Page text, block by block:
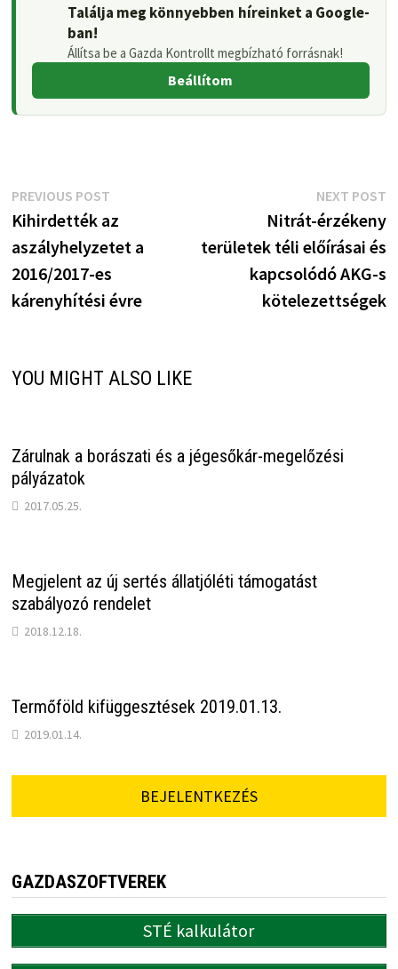
Találja meg könnyebben híreinket a Google-
ban!
Állítsa be a Gazda Kontrollt megbízható forrásnak!
Beállítom
Bejegyzés
navigáció
PREVIOUS POSTPrevious
post:
Kihirdették az
aszályhelyzetet a
2016/2017-es
kárenyhítési évre
NEXT POST
Nitrát-érzékeny
területek téli előírásai és
kapcsolódó AKG-s
kötelezettségek
YOU MIGHT ALSO LIKE
Zárulnak a borászati és a jégesőkár-megelőzési
pályázatok
2017.05.25.
Megjelent az új sertés állatjóléti támogatást
szabályozó rendelet
2018.12.18.
Termőföld kifüggesztések 2019.01.13.
2019.01.14.
BEJELENTKEZÉS
GAZDASZOFTVEREK
STÉ kalkulátor